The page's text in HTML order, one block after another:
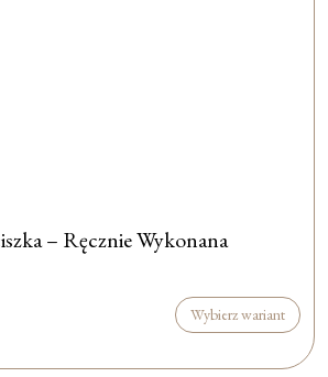
– Ręcznie Wykonana
Wybierz wariant